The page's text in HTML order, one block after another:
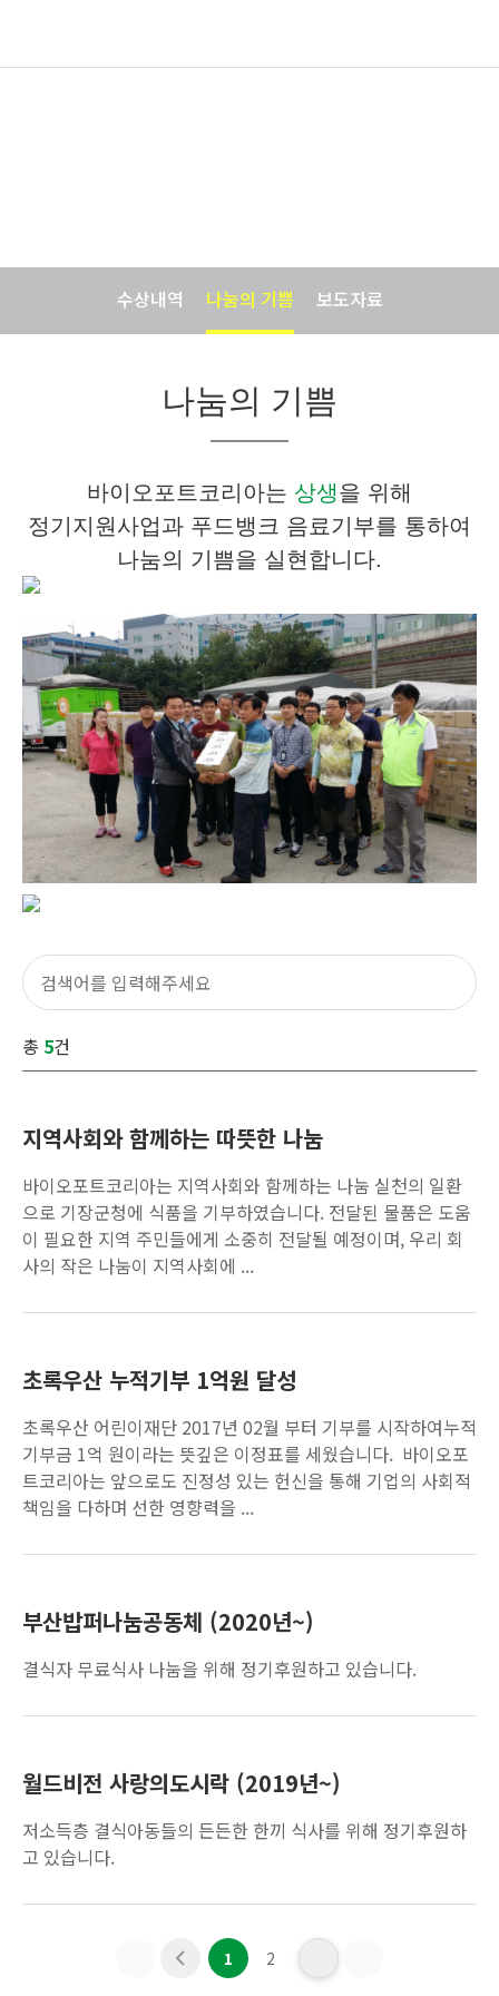
수상내역 나눔의 기쁨 보도자료
나눔의 기쁨
바이오포트코리아는 상생을 위해
정기지원사업과 푸드뱅크 음료기부를 통하여
나눔의 기쁨을 실현합니다.
총 5건
지역사회와 함께하는 따뜻한 나눔
바이오포트코리아는 지역사회와 함께하는 나눔 실천의 일환
으로 기장군청에 식품을 기부하였습니다. 전달된 물품은 도움
이 필요한 지역 주민들에게 소중히 전달될 예정이며, 우리 회
사의 작은 나눔이 지역사회에 ...
초록우산 누적기부 1억원 달성
초록우산 어린이재단 2017년 02월 부터 기부를 시작하여누적
기부금 1억 원이라는 뜻깊은 이정표를 세웠습니다. 바이오포
트코리아는 앞으로도 진정성 있는 헌신을 통해 기업의 사회적
책임을 다하며 선한 영향력을 ...
부산밥퍼나눔공동체 (2020년~)
결식자 무료식사 나눔을 위해 정기후원하고 있습니다.
월드비전 사랑의도시락 (2019년~)
저소득층 결식아동들의 든든한 한끼 식사를 위해 정기후원하
고 있습니다.
1 2